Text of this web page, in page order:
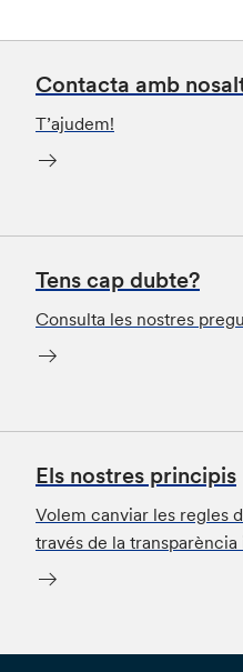
Contacta amb
T’ajudem!
Tens cap dubte?
Consulta les nostres
Els nostres principis
Volem canviar les regles
través de la